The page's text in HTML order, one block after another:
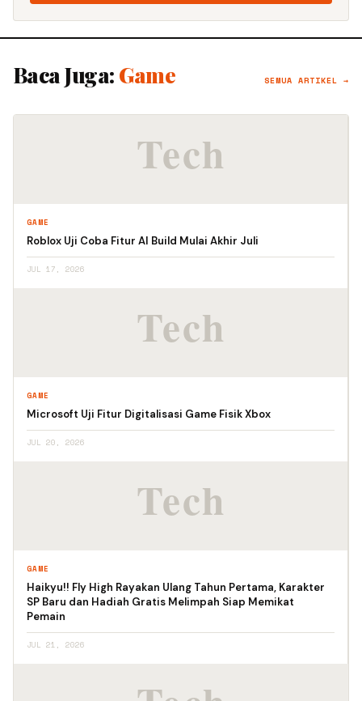
Baca Juga: Game SEMUA ARTIKEL →
GAME
Roblox Uji Coba Fitur AI Build Mulai Akhir Juli
JUL 17, 2026
GAME
Microsoft Uji Fitur Digitalisasi Game Fisik Xbox
JUL 20, 2026
GAME
Haikyu!! Fly High Rayakan Ulang Tahun Pertama, Karakter
SP Baru dan Hadiah Gratis Melimpah Siap Memikat
Pemain
JUL 21, 2026